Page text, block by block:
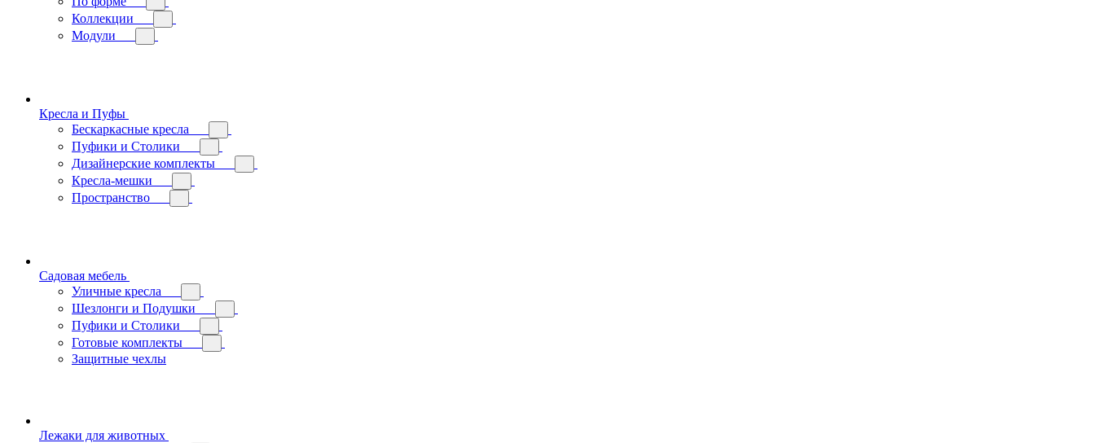
Коллекции
Модули
Кресла и Пуфы
Бескаркасные кресла
Пуфики и Столики
Дизайнерские комплекты
Кресла-мешки
Пространство
Садовая мебель
Уличные кресла
Шезлонги и Подушки
Пуфики и Столики
Готовые комплекты
Защитные чехлы
Лежаки для животных